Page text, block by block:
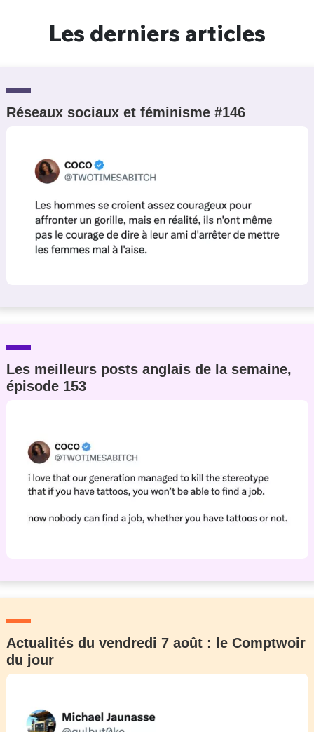
Les derniers articles
Réseaux sociaux et féminisme #146
Les meilleurs posts anglais de la semaine,
épisode 153
Actualités du vendredi 7 août : le Comptwoir
du jour
Un Thread